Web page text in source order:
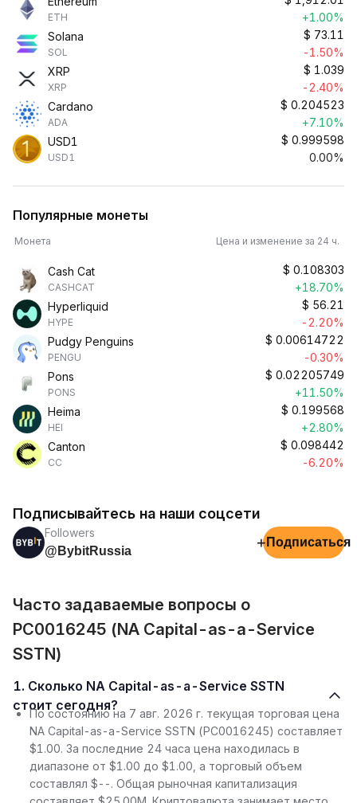
ETH
+1.00%
Solana
SOL
$ 73.11
-1.50%
XRP
XRP
$ 1.039
-2.40%
Cardano
ADA
$ 0.204523
+7.10%
USD1
USD1
$ 0.999598
0.00%
Популярные монеты
Монета Цена и изменение за 24 ч.
Cash Cat
CASHCAT
$ 0.108303
+18.70%
Hyperliquid
HYPE
$ 56.21
-2.20%
Pudgy Penguins
PENGU
$ 0.00614722
-0.30%
Pons
PONS
$ 0.02205749
+11.50%
Heima
HEI
$ 0.199568
+2.80%
Canton
CC
$ 0.098442
-6.20%
Подписывайтесь на наши соцсети
Followers
@BybitRussia
+ Подписаться
Часто задаваемые вопросы о
PC0016245 (NA Capital-as-a-Service
SSTN)
1. Сколько NA Capital-as-a-Service SSTN
стоит сегодня?
По состоянию на 7 авг. 2026 г. текущая торговая цена
NA Capital-as-a-Service SSTN (PC0016245) составляет
$1.00. За последние 24 часа цена находилась в
диапазоне от $1.00 до $1.00, а торговый объем
составлял $--. Общая рыночная капитализация